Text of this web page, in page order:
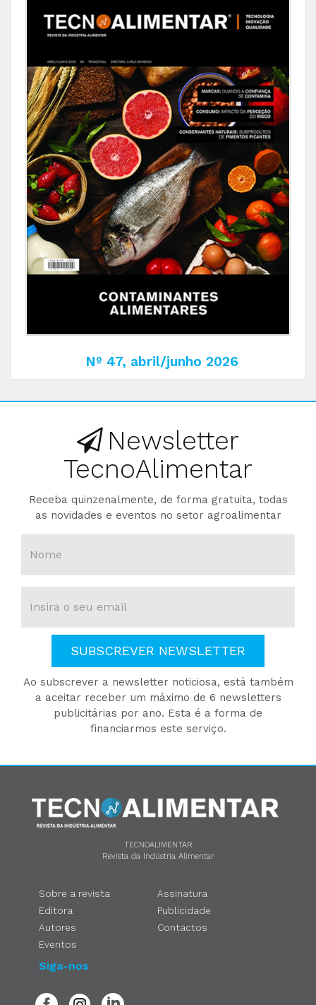
Nº 47, abril/junho 2026
Newsletter
TecnoAlimentar
Receba quinzenalmente, de forma gratuita, todas
as novidades e eventos no setor agroalimentar
SUBSCREVER NEWSLETTER
Ao subscrever a newsletter noticiosa, está também
a aceitar receber um máximo de 6 newsletters
publicitárias por ano. Esta é a forma de
financiarmos este serviço.
TECNOALIMENTAR
Revista da Indústria Alimentar
Sobre a revista
Editora
Autores
Eventos
Assinatura
Publicidade
Contactos
Siga-nos